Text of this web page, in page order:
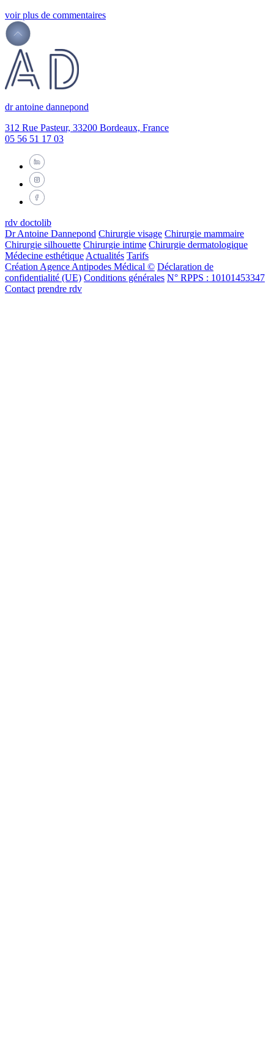
voir plus de commentaires
dr antoine dannepond
312 Rue Pasteur, 33200 Bordeaux, France
05 56 51 17 03
rdv doctolib
Dr Antoine Dannepond Chirurgie visage Chirurgie mammaire
Chirurgie silhouette Chirurgie intime Chirurgie dermatologique
Médecine esthétique Actualités Tarifs
Création Agence Antipodes Médical © Déclaration de
confidentialité (UE) Conditions générales N° RPPS : 10101453347
Contact prendre rdv